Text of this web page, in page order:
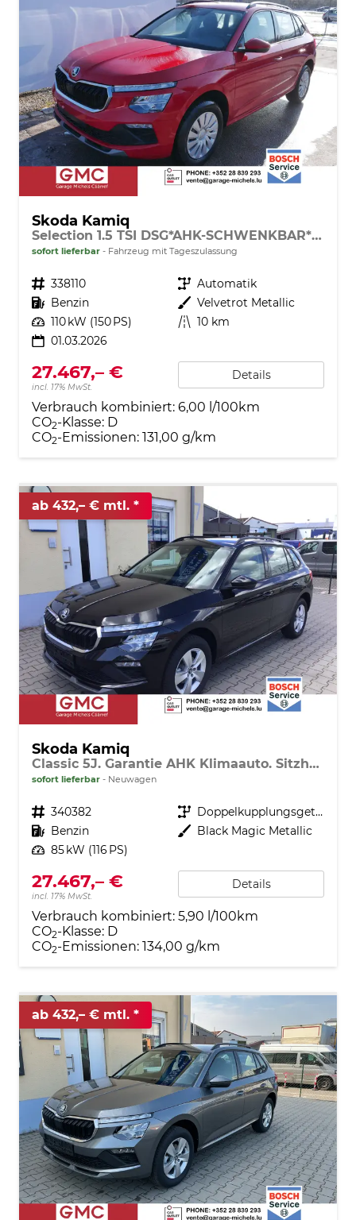
Skoda Kamiq
Selection 1.5 TSI DSG*AHK-SCHWENKBAR*PDC-HI*LED*SMARTLINK*SHZ*TEMPOMAT
sofort lieferbar Fahrzeug mit Tageszulassung
Fahrzeugnr. 338110 Getriebe Automatik
Kraftstoff Benzin Außenfarbe Velvetrot Metallic
Leistung 110 kW (150 PS) Kilometerstand 10 km
01.03.2026
27.467,– €
incl. 17% MwSt.
Details
Verbrauch kombiniert: 6,00 l/100km
CO2-Klasse: D
CO2-Emissionen: 131,00 g/km
ab 432,– € mtl.
Skoda Kamiq
Classic 5J. Garantie AHK Klimaauto. Sitzheizung vorn Virtuelles Cockpit Kamera PDC v+h
sofort lieferbar Neuwagen
Fahrzeugnr. 340382 Getriebe
Doppelkupplungsgetriebe (DSG)
Kraftstoff Benzin Außenfarbe Black Magic Metallic
Leistung 85 kW (116 PS)
27.467,– €
incl. 17% MwSt.
Details
Verbrauch kombiniert: 5,90 l/100km
CO2-Klasse: D
CO2-Emissionen: 134,00 g/km
ab 432,– € mtl.